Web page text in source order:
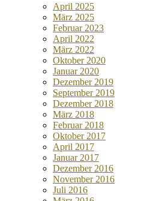
April 2025
März 2025
Februar 2023
April 2022
März 2022
Oktober 2020
Januar 2020
Dezember 2019
September 2019
Dezember 2018
März 2018
Februar 2018
Oktober 2017
April 2017
Januar 2017
Dezember 2016
November 2016
Juli 2016